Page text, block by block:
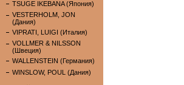
TSUGE IKEBANA (Япония)
VESTERHOLM, JON
(Дания)
VIPRATI, LUIGI (Италия)
VOLLMER & NILSSON
(Швеция)
WALLENSTEIN (Германия)
WINSLOW, POUL (Дания)